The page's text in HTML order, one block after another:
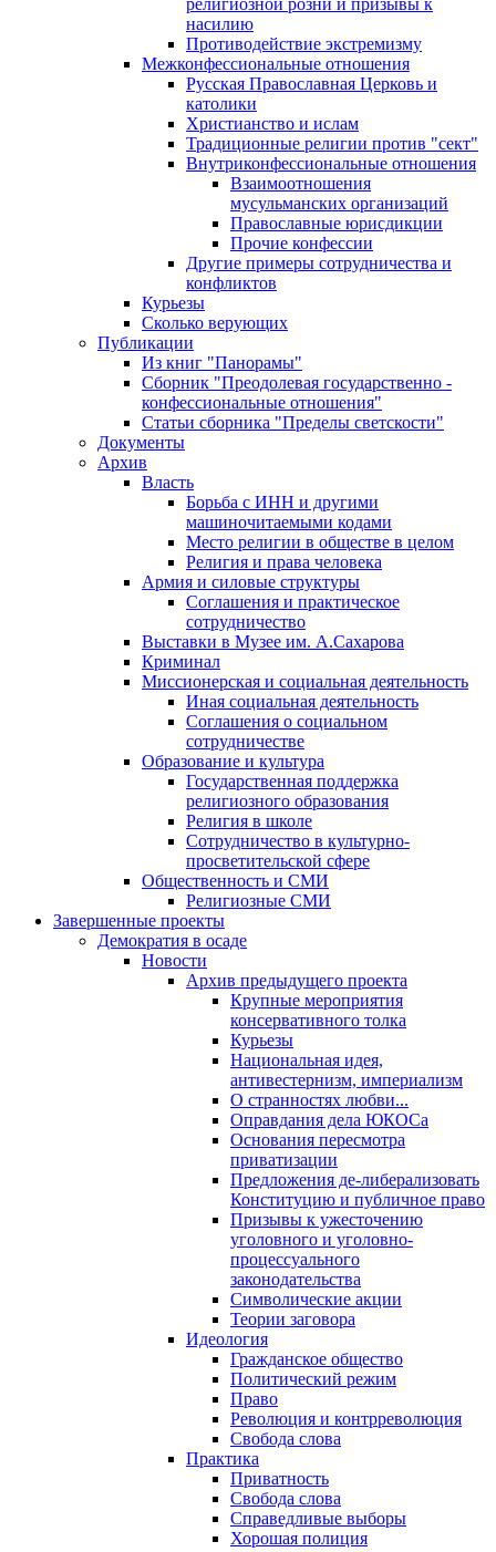
религиозной розни и призывы к
насилию
Противодействие экстремизму
Межконфессиональные отношения
Русская Православная Церковь и
католики
Христианство и ислам
Традиционные религии против "сект"
Внутриконфессиональные отношения
Взаимоотношения
мусульманских организаций
Православные юрисдикции
Прочие конфессии
Другие примеры сотрудничества и
конфликтов
Курьезы
Сколько верующих
Публикации
Из книг "Панорамы"
Сборник "Преодолевая государственно -
конфессиональные отношения"
Статьи сборника "Пределы светскости"
Документы
Архив
Власть
Борьба с ИНН и другими
машиночитаемыми кодами
Место религии в обществе в целом
Религия и права человека
Армия и силовые структуры
Соглашения и практическое
сотрудничество
Выставки в Музее им. А.Сахарова
Криминал
Миссионерская и социальная деятельность
Иная социальная деятельность
Соглашения о социальном
сотрудничестве
Образование и культура
Государственная поддержка
религиозного образования
Религия в школе
Сотрудничество в культурно-
просветительской сфере
Общественность и СМИ
Религиозные СМИ
Завершенные проекты
Демократия в осаде
Новости
Архив предыдущего проекта
Крупные мероприятия
консервативного толка
Курьезы
Национальная идея,
антивестернизм, империализм
О странностях любви...
Оправдания дела ЮКОСа
Основания пересмотра
приватизации
Предложения де-либерализовать
Конституцию и публичное право
Призывы к ужесточению
уголовного и уголовно-
процессуального
законодательства
Символические акции
Теории заговора
Идеология
Гражданское общество
Политический режим
Право
Революция и контрреволюция
Свобода слова
Практика
Приватность
Свобода слова
Справедливые выборы
Хорошая полиция